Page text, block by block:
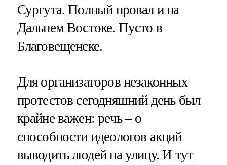
Сургута. Полный провал и на
Дальнем Востоке. Пусто в
Благовещенске.
Для организаторов незаконных
протестов сегодняшний день был
крайне важен: речь – о
способности идеологов акций
выводить людей на улицу. И тут